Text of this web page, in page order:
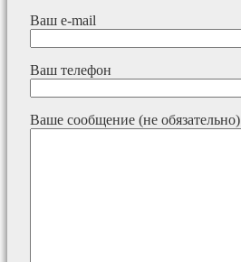
Ваш e-mail
Ваш телефон
Ваше сообщение (не обязательно)